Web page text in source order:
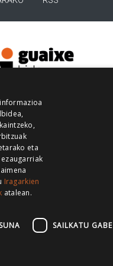
GUKA
GUKA ZUMAIA GUKA
eta
Iragarkien
atalean.
SAILKATU GABE